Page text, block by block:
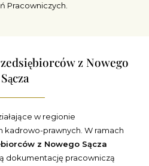
Pracowniczych.
z Nowego
Sącza
w regionie
kadrowo-prawnych. W ramach
z Nowego Sącza
dokumentację pracowniczą